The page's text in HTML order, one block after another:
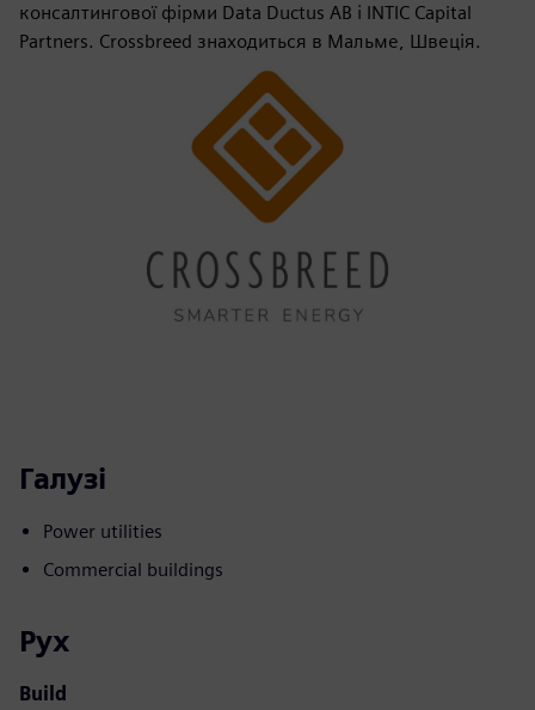
консалтингової фірми Data Ductus AB і INTIC Capital
Partners. Crossbreed знаходиться в Мальме, Швеція.
Галузі
Power utilities
Commercial buildings
Рух
Build